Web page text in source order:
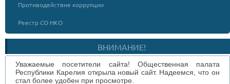
Противодействие коррупции
Реестр СО НКО
ВНИМАНИЕ!
Уважаемые посетители сайта! Общественная палата
Республики Карелия открыла новый сайт. Надеемся, что он
стал более удобен при просмотре.